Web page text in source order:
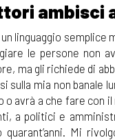
ambisci
linguaggio semplice
le persone non
ma gli richiede di
mia non banale
avrà a che fare con
a politici e
Mi